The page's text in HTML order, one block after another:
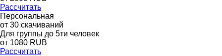
Рассчитать
Персональная
от 30 скачиваний
Для группы до 5ти человек
от 1080 RUB
Рассчитать